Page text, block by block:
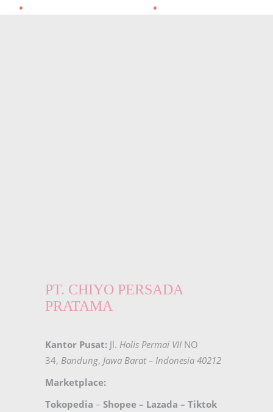
PT. CHIYO PERSADA
PRATAMA
Kantor Pusat: Jl. Holis Permai VII NO
34, Bandung, Jawa Barat – Indonesia 40212
Marketplace:
Tokopedia – Shopee – Lazada – Tiktok